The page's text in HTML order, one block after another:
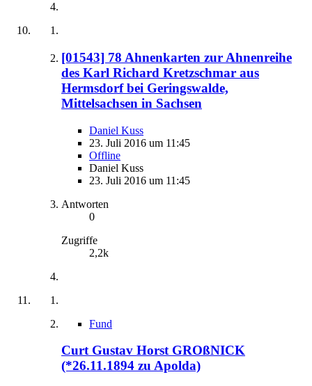
[01543] 78 Ahnenkarten zur Ahnenreihe
des Karl Richard Kretzschmar aus
Hermsdorf bei Geringswalde,
Mittelsachsen in Sachsen
Daniel Kuss
23. Juli 2016 um 11:45
Offline
Daniel Kuss
23. Juli 2016 um 11:45
Antworten
0
Zugriffe
2,2k
Fund
Curt Gustav Horst GROßNICK
(*26.11.1894 zu Apolda)